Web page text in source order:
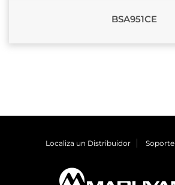
BSA951CE
Localiza un Distribuidor Soporte